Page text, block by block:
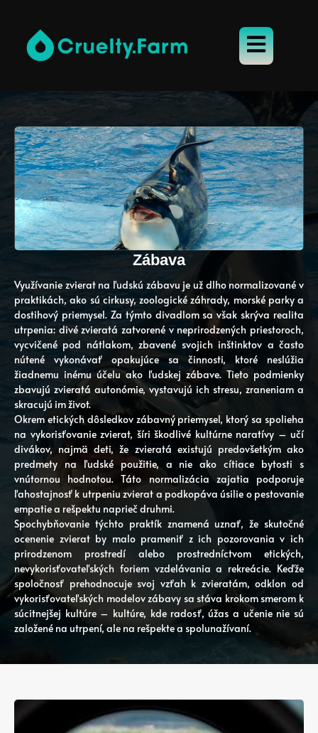
Zábava
Využívanie zvierat na ľudskú zábavu je už dlho normalizované v
praktikách, ako sú cirkusy, zoologické záhrady, morské parky a
dostihový priemysel. Za týmto divadlom sa však skrýva realita
utrpenia: divé zvieratá zatvorené v neprirodzených priestoroch,
vycvičené pod nátlakom, zbavené svojich inštinktov a často
nútené vykonávať opakujúce sa činnosti, ktoré neslúžia
žiadnemu inému účelu ako ľudskej zábave. Tieto podmienky
zbavujú zvieratá autonómie, vystavujú ich stresu, zraneniam a
skracujú im život.
Okrem etických dôsledkov zábavný priemysel, ktorý sa spolieha
na vykorisťovanie zvierat, šíri škodlivé kultúrne naratívy – učí
divákov, najmä deti, že zvieratá existujú predovšetkým ako
predmety na ľudské použitie, a nie ako cítiace bytosti s
vnútornou hodnotou. Táto normalizácia zajatia podporuje
ľahostajnosť k utrpeniu zvierat a podkopáva úsilie o pestovanie
empatie a rešpektu naprieč druhmi.
Spochybňovanie týchto praktík znamená uznať, že skutočné
ocenenie zvierat by malo prameniť z ich pozorovania v ich
prirodzenom prostredí alebo prostredníctvom etických,
nevykorisťovateľských foriem vzdelávania a rekreácie. Keďže
spoločnosť prehodnocuje svoj vzťah k zvieratám, odklon od
vykorisťovateľských modelov zábavy sa stáva krokom smerom k
súcitnejšej kultúre – kultúre, kde radosť, úžas a učenie nie sú
založené na utrpení, ale na rešpekte a spolunažívaní.